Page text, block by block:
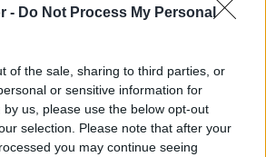
- Do Not Process My Personal
of the sale, sharing to third parties, or
or sensitive information for
us, please use the below opt-out
selection. Please note that after your
you may continue seeing